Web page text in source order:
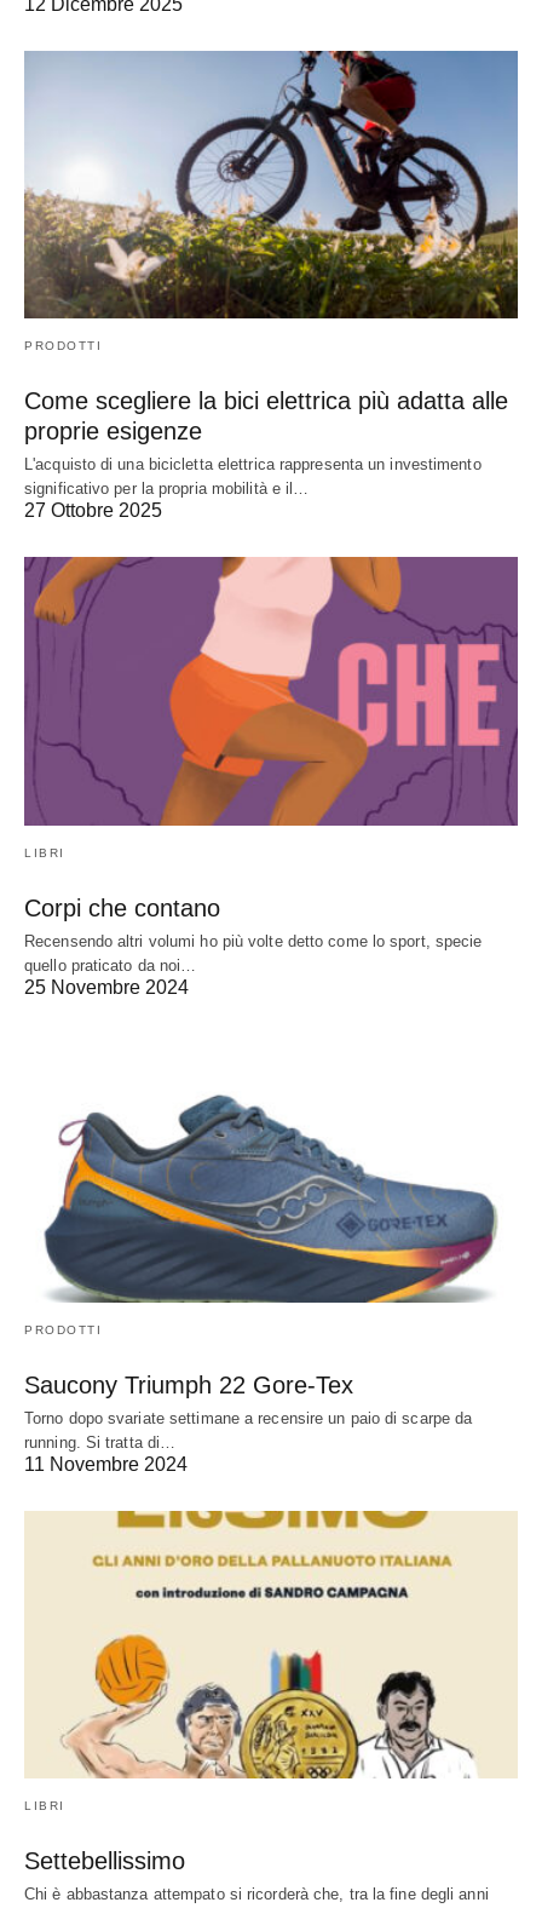
PRODOTTI
Come scegliere la bici elettrica più adatta alle
proprie esigenze
L'acquisto di una bicicletta elettrica rappresenta un investimento
significativo per la propria mobilità e il…
27 Ottobre 2025
LIBRI
Corpi che contano
Recensendo altri volumi ho più volte detto come lo sport, specie
quello praticato da noi…
25 Novembre 2024
PRODOTTI
Saucony Triumph 22 Gore-Tex
Torno dopo svariate settimane a recensire un paio di scarpe da
running. Si tratta di…
11 Novembre 2024
LIBRI
Settebellissimo
Chi è abbastanza attempato si ricorderà che, tra la fine degli anni